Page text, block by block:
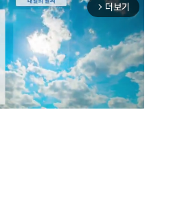
arrow_forward_ios 더보기